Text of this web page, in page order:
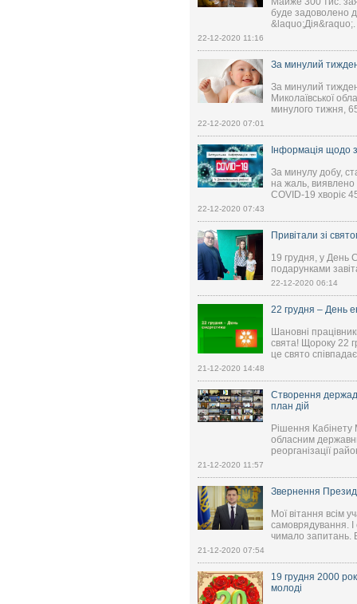
буде задоволено
&laquo;Дія&raquo;.
22-12-2020 11:16
За минулий
За минулий
Миколаївської
минулого тижня,
22-12-2020 07:01
Інформація щодо
За минулу добу,
на жаль, виявлено
COVID-19 хворіє
22-12-2020 07:43
Привітали зі
19 грудня, у День
подарунками
22-12-2020 06:14
22 грудня – День
Шановні
свята! Щороку 22
це свято
21-12-2020 14:48
Створення
план дій
Рішення Кабінету
обласним
реорганізації
21-12-2020 11:57
Звернення
Мої вітання всім
самоврядування.
чимало запитань.
21-12-2020 07:54
19 грудня 2000
молоді